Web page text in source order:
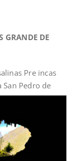
GRANDE DE
Pre incas
Pedro de